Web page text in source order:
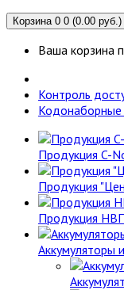
Корзина 0 0 (0.00 руб.)
Ваша корзина
Контроль
Кодонаборные
Продукция C-
Продукция
Продукция
Аккумуляторы